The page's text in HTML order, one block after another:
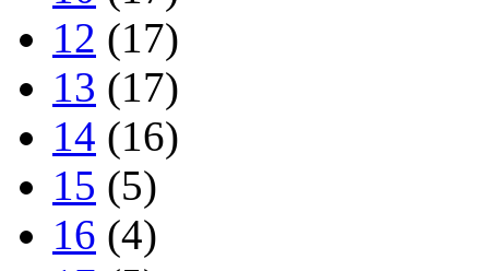
12 (17)
13 (17)
14 (16)
15 (5)
16 (4)